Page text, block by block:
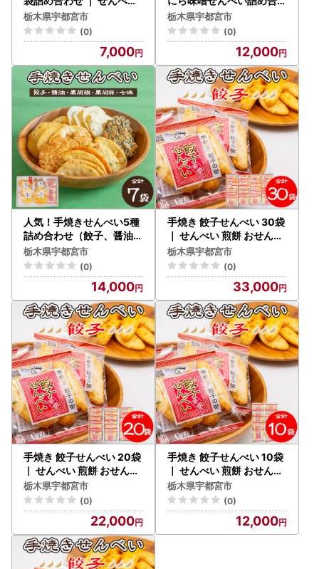
煎餅 おせんべい 国産有機
米 添加物不使用 本醸造醤
油
栃木県宇都宮市
(0)
7,000
せ ｜ せんべい 煎餅 おせん
べい 国産有機米 添加物不
使用 本醸造醤油
栃木県宇都宮市
(0)
12,000
人気！手焼きせんべい5種
詰め合わせ（餃子、醤油、
黒胡椒、黒胡麻、七味）
｜ せんべい 煎餅 おせんべ
い 餃子 国産有機米 添加物
不使用 本醸造醤油
栃木県宇都宮市
(0)
14,000
手焼き 餃子せんべい 30袋
｜ せんべい 煎餅 おせんべ
い 餃子 国産有機米 添加物
不使用 本醸造醤油 大田原
市産唐辛子 鹿沼のにら 国
産の生にんにく
栃木県宇都宮市
(0)
33,000
手焼き 餃子せんべい 20袋
｜ せんべい 煎餅 おせんべ
い 餃子 国産有機米 添加物
不使用 本醸造醤油 大田原
市産唐辛子 鹿沼のにら 国
産の生にんにく
栃木県宇都宮市
(0)
22,000
手焼き 餃子せんべい 10袋
｜ せんべい 煎餅 おせんべ
い 餃子 国産有機米 添加物
不使用 本醸造醤油 大田原
市産唐辛子 鹿沼のにら 国
栃木県宇都宮市
(0)
12,000